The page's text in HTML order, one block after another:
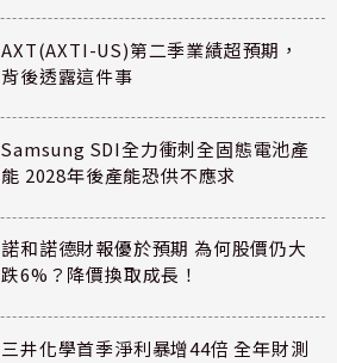
AXT(AXTI-US)第二季業績超預期，
背後透露這件事
Samsung SDI全力衝刺全固態電池產
能 2028年後產能恐供不應求
諾和諾德財報優於預期 為何股價仍大
跌6%？降價換取成長！
三井化學首季淨利暴增44倍 全年財測